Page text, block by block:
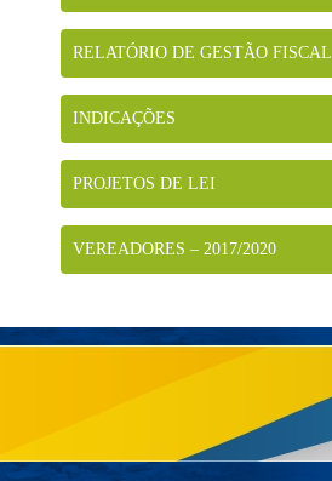
RELATÓRIO DE GESTÃO FISCAL
INDICAÇÕES
PROJETOS DE LEI
VEREADORES – 2017/2020